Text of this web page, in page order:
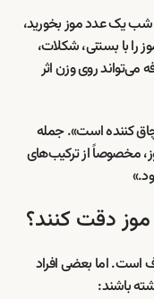
شب یک عدد موز بخورید،
را با بستنی، شکلات،
می‌تواند روی وزن اثر
کننده است». جمله
مخصوصاً از ترکیب‌های
دقت کنند؟
است. اما بعضی افراد
باشند: